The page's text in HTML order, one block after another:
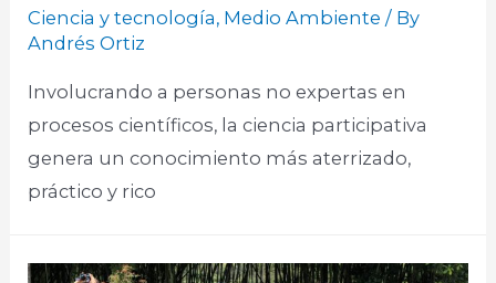
Ciencia y tecnología, Medio Ambiente / By
Andrés Ortiz
Involucrando a personas no expertas en
procesos científicos, la ciencia participativa
genera un conocimiento más aterrizado,
práctico y rico